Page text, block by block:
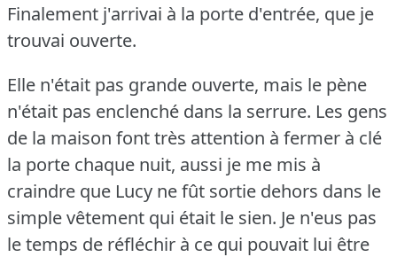
Finalement j'arrivai à la porte d'entrée, que je
trouvai ouverte.
Elle n'était pas grande ouverte, mais le pène
n'était pas enclenché dans la serrure. Les gens
de la maison font très attention à fermer à clé
la porte chaque nuit, aussi je me mis à
craindre que Lucy ne fût sortie dehors dans le
simple vêtement qui était le sien. Je n'eus pas
le temps de réfléchir à ce qui pouvait lui être